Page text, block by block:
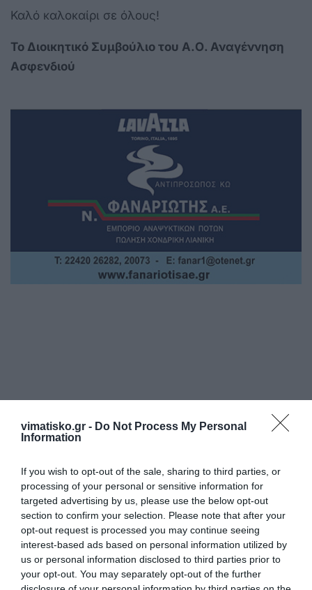
vimatisko.gr - Do Not Process My Personal
Information
If you wish to opt-out of the sale, sharing to third parties, or
processing of your personal or sensitive information for
targeted advertising by us, please use the below opt-out
section to confirm your selection. Please note that after your
opt-out request is processed you may continue seeing
interest-based ads based on personal information utilized by
us or personal information disclosed to third parties prior to
your opt-out. You may separately opt-out of the further
Καλό καλοκαίρι σε όλους!
Το Διοικητικό Συμβούλιο του Α.Ο. Αναγέννηση
Ασφενδιού
Η ανωνυμία είναι το καλύτερο κρησφύγετο δειλίας και
Σχόλια 0
Πρόσθεσε ένα σχόλιο
ΟΝΟΜΑ